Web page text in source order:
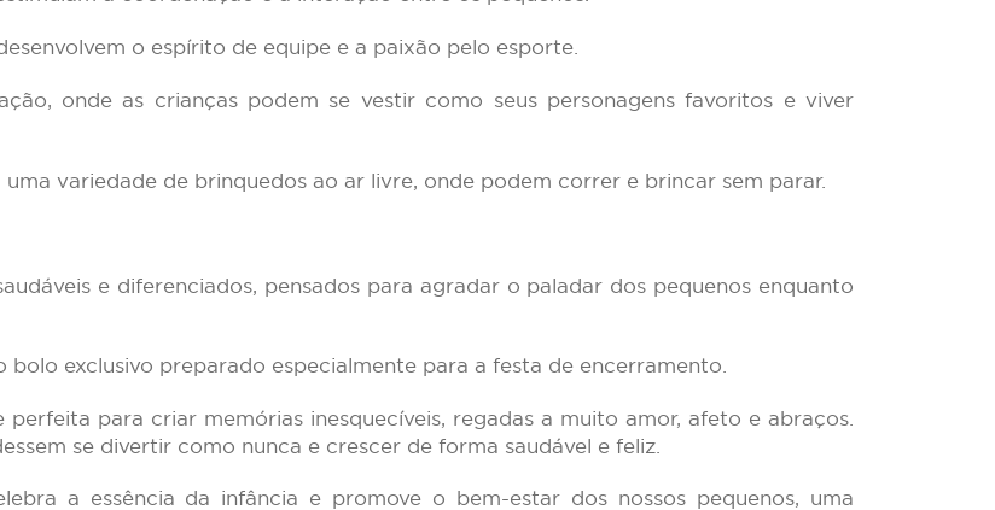
o espírito de equipe e a paixão pelo esporte.
onde as crianças podem se vestir como seus personagens favoritos e viver
variedade de brinquedos ao ar livre, onde podem correr e brincar sem parar.
e diferenciados, pensados para agradar o paladar dos pequenos enquanto
exclusivo preparado especialmente para a festa de encerramento.
perfeita para criar memórias inesquecíveis, regadas a muito amor, afeto e abraços.
se divertir como nunca e crescer de forma saudável e feliz.
a essência da infância e promove o bem-estar dos nossos pequenos, uma